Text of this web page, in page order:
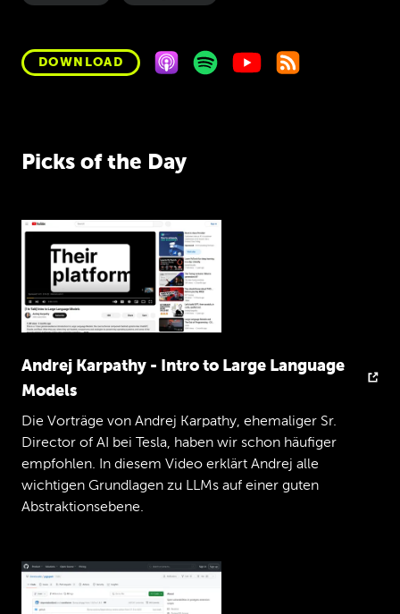
DOWNLOAD
Picks of the Day
Andrej Karpathy - Intro to Large Language
Models
Die Vorträge von Andrej Karpathy, ehemaliger Sr.
Director of AI bei Tesla, haben wir schon häufiger
empfohlen. In diesem Video erklärt Andrej alle
wichtigen Grundlagen zu LLMs auf einer guten
Abstraktionsebene.